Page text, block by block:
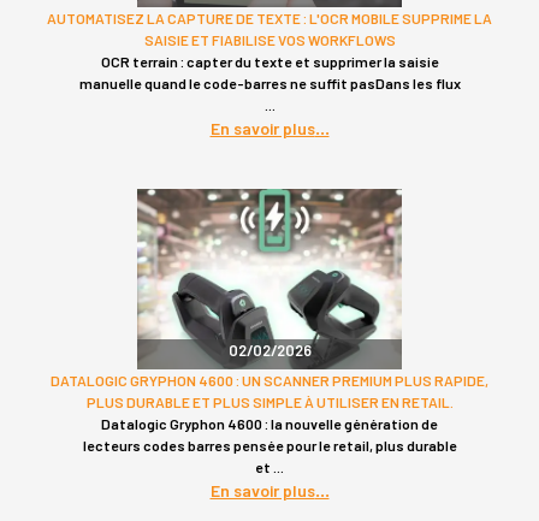
AUTOMATISEZ LA CAPTURE DE TEXTE : L'OCR MOBILE SUPPRIME LA
SAISIE ET FIABILISE VOS WORKFLOWS
OCR terrain : capter du texte et supprimer la saisie
manuelle quand le code-barres ne suffit pasDans les flux
En savoir plus
02/02/2026
DATALOGIC GRYPHON 4600 : UN SCANNER PREMIUM PLUS RAPIDE,
PLUS DURABLE ET PLUS SIMPLE À UTILISER EN RETAIL.
Datalogic Gryphon 4600 : la nouvelle génération de
lecteurs codes barres pensée pour le retail, plus durable
et
En savoir plus